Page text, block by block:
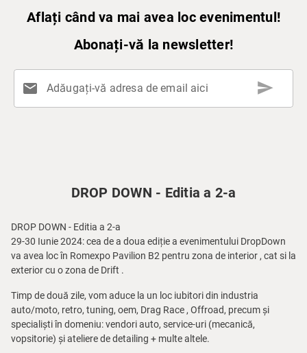
Aflați când va mai avea loc evenimentul!
Abonați-vă la newsletter!
mail Adăugați-vă adresa de email aici send
DROP DOWN - Editia a 2-a
DROP DOWN - Editia a 2-a
29-30 Iunie 2024: cea de a doua ediție a evenimentului DropDown
va avea loc în Romexpo Pavilion B2 pentru zona de interior , cat si la
exterior cu o zona de Drift .
Timp de două zile, vom aduce la un loc iubitori din industria
auto/moto, retro, tuning, oem, Drag Race , Offroad, precum și
specialiști în domeniu: vendori auto, service-uri (mecanică,
vopsitorie) și ateliere de detailing + multe altele.